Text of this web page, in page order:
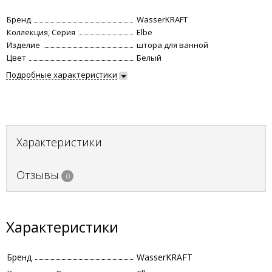
Бренд
WasserKRAFT
Коллекция, Серия
Elbe
Изделие
штора для ванной
Цвет
Белый
Подробные характеристики
Характеристики
Отзывы 0
Характеристики
Бренд
WasserKRAFT